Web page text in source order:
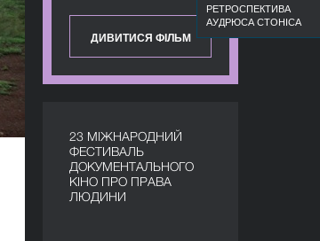
ДИВИТИСЯ ФІЛЬМ
23 МІЖНАРОДНИЙ
ФЕСТИВАЛЬ
ДОКУМЕНТАЛЬНОГО
КІНО ПРО ПРАВА
ЛЮДИНИ
РЕТРОСПЕКТИВА
АУДРЮСА СТОНІСА